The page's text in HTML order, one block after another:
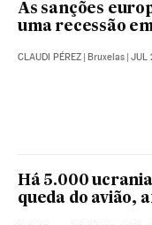
As sanções
uma recessão em
CLAUDI PÉREZ | Bruxelas | JUL
Há 5.000
queda do avião,